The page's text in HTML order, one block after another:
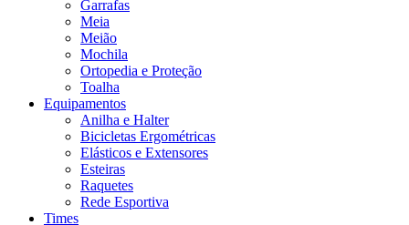
Garrafas
Meia
Meião
Mochila
Ortopedia e Proteção
Toalha
Equipamentos
Anilha e Halter
Bicicletas Ergométricas
Elásticos e Extensores
Esteiras
Raquetes
Rede Esportiva
Times